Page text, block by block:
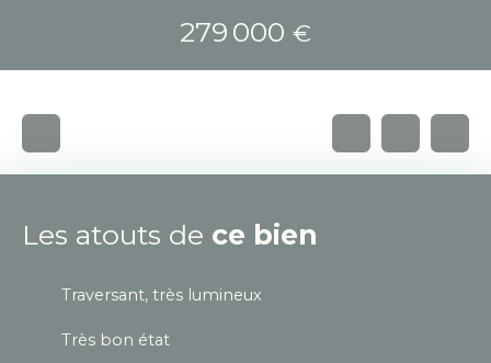
279 000 €
Les atouts de ce bien
Traversant, très lumineux
Très bon état